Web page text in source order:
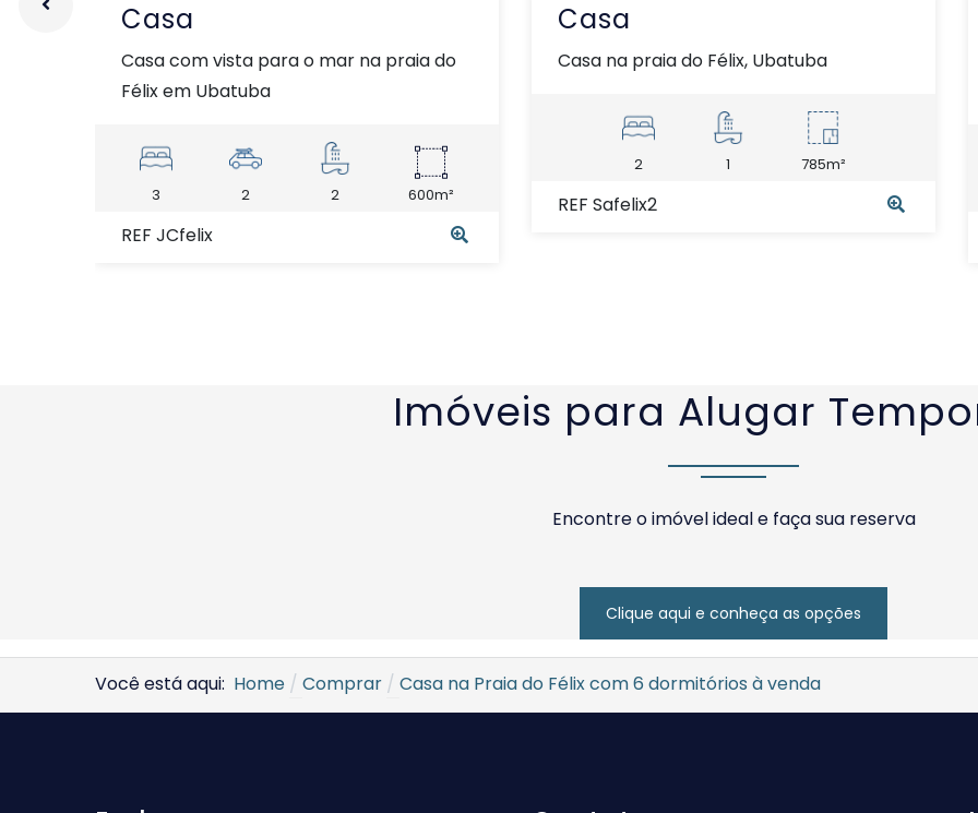
Casa
Casa com vista para o mar na praia do
Félix em Ubatuba
3 2 2 600m²
REF JCfelix
Casa
Casa na praia do Félix, Ubatuba
2 1 785m²
REF Safelix2
Imóveis para Alugar
Encontre o imóvel ideal e faça sua reserva
Clique aqui e conheça as opções
Você está aqui: Home Comprar Casa na Praia do Félix com 6 dormitórios à venda